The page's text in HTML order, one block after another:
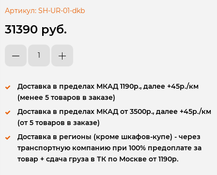
Артикул: SH-UR-01-dkb
31390 руб.
Доставка в пределах МКАД 1190р., далее +45р./км
(менее 5 товаров в заказе)
Доставка в пределах МКАД от 3500р., далее +45р./км
(от 5 товаров в заказе)
Доставка в регионы (кроме шкафов-купе) - через
транспортную компанию при 100% предоплате за
товар + сдача груза в ТК по Москве от 1190р.